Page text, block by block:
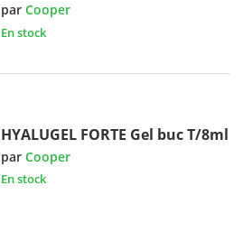
parCooper
En stock
HYALUGEL FORTE Gel buc T/8ml
parCooper
En stock